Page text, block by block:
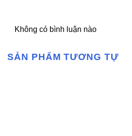
Không có bình luận nào
SẢN PHẨM TƯƠNG TỰ